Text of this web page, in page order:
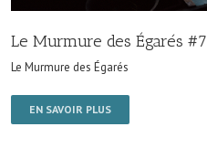
Le Murmure des Égarés #7
Le Murmure des Égarés
EN SAVOIR PLUS